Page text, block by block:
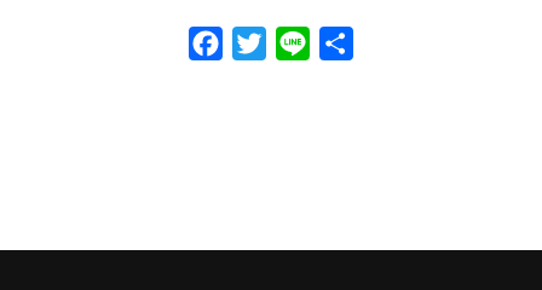
FacebookTwitterLine